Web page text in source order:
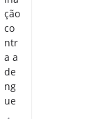
ção
co
ntr
a a
de
ng
ue